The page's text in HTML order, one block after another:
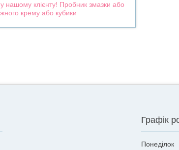
нашому клієнту! Пробник змазки або
крему або кубики
Графік
Понеділок